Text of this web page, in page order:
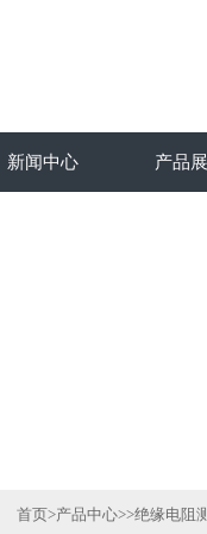
新闻中心 产品
首页>产品中心>>绝缘电阻